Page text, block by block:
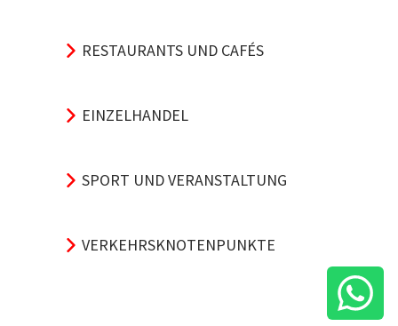
RESTAURANTS UND CAFÉS
EINZELHANDEL
SPORT UND VERANSTALTUNG
VERKEHRSKNOTENPUNKTE